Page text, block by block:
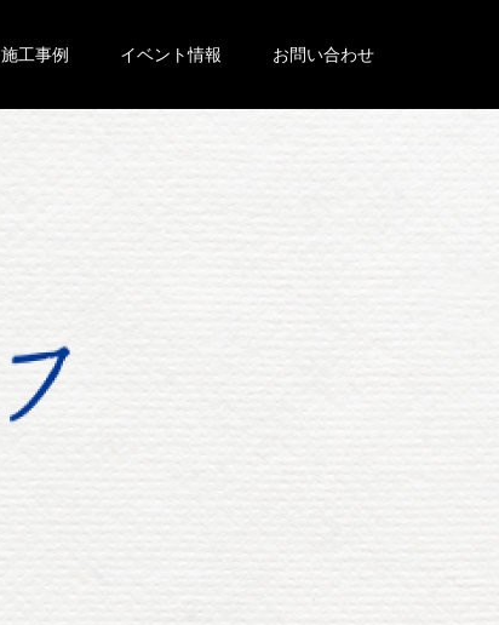
施工事例 イベント情報 お問い合わせ